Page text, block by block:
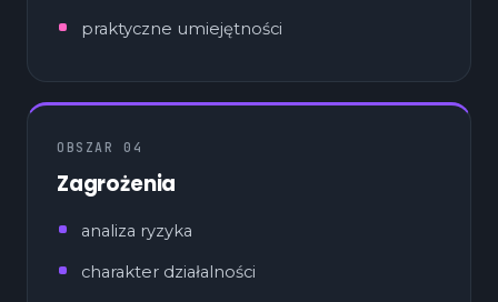
praktyczne umiejętności
OBSZAR 04
Zagrożenia
analiza ryzyka
charakter działalności